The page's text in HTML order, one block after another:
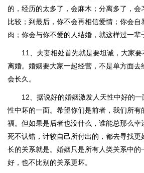
的，经历的太多了，会麻木；分离多了，
比较；到最后，你不会再相信爱情；你会自
肉；你会与你不爱的人结婚，就这样过一辈
11、夫妻相处首先就是要坦诚，大家
离婚。婚姻要大家一起经营，不是单方面去
会长久。
12、据说好的婚姻激发人天性中好的
性中坏的一面。希望你们是前者，我们所有
福。但如果是后者也没什么，谁能总那么幸
死不认错，计较自己所付出的，都去寻找更
长的关系就是。婚姻只是所有人类关系中的
好，也不比别的关系更坏。